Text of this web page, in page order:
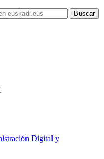
Digital y